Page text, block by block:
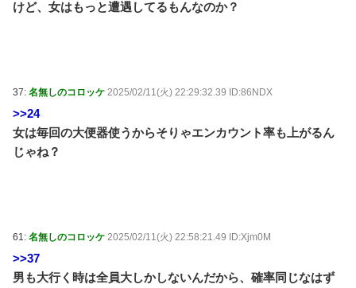
けど、女はもっと遭遇してるもんなのか？
37: 名無しのコロッケ 2025/02/11(火) 22:29:32.39 ID:86NDX
>>24
女は毎回の大便器使うからそりゃエンカウント率も上がるん
じゃね？
61: 名無しのコロッケ 2025/02/11(火) 22:58:21.49 ID:Xjm0M
>>37
男も大行く時は全員大しかしないんだから、確率同じなはず